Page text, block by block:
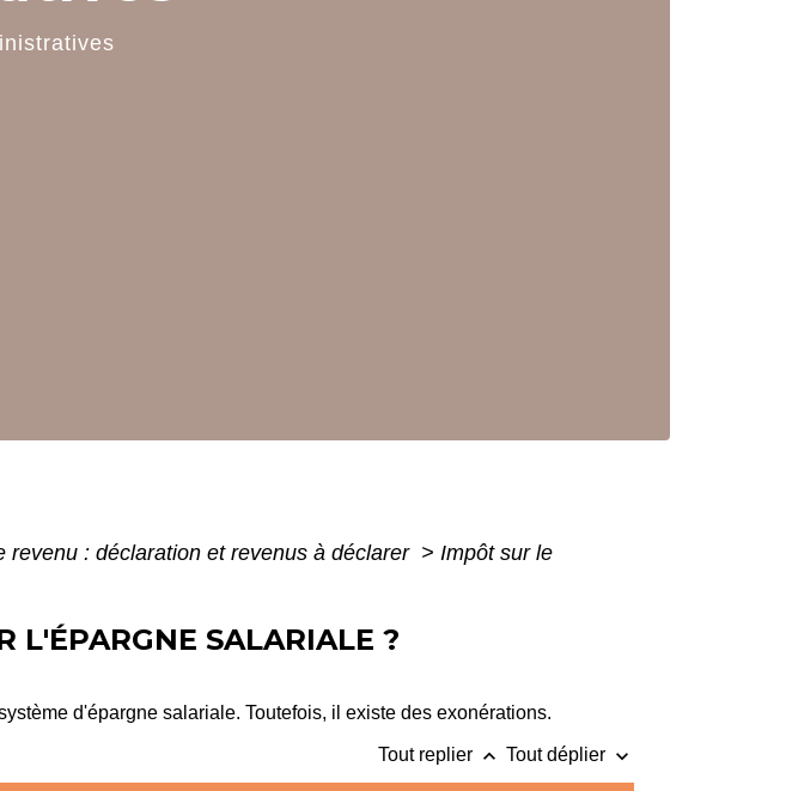
revenu : déclaration et revenus à déclarer > Impôt sur le
L'ÉPARGNE SALARIALE ?
d'épargne salariale. Toutefois, il existe des exonérations.
Tout replier keyboard_arrow_up Tout déplier keyboard_arrow_down